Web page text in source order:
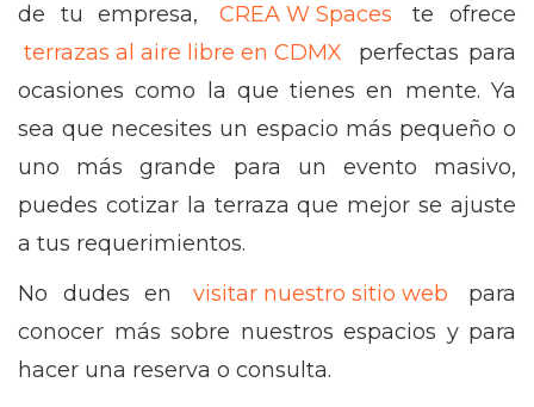
de tu empresa,
CREA W Spaces
te ofrece
terrazas al aire libre en CDMX
perfectas para
ocasiones como la que tienes en mente. Ya
sea que necesites un espacio más pequeño o
uno más grande para un evento masivo,
puedes cotizar la terraza que mejor se ajuste
a tus requerimientos.
No dudes en
visitar nuestro sitio web
para
conocer más sobre nuestros espacios y para
hacer una reserva o consulta.